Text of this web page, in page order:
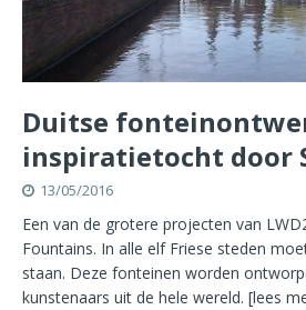
Duitse
inspiratietocht door
13/05/2016
Een van de grotere projecten van
Fountains. In alle elf Friese steden
staan. Deze fonteinen worden
kunstenaars uit de hele wereld. [lees